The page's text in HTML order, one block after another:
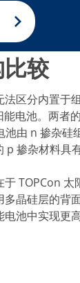
较
法区分内置于
能电池。两者
池由 n 掺杂硅
p 掺杂材料具
于 TOPCon
晶硅层的背
电池中实现更